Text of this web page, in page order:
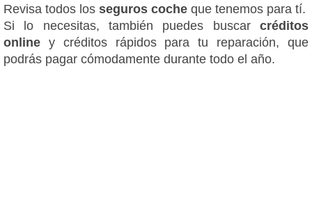
Revisa todos los seguros coche que tenemos para tí.
Si lo necesitas, también puedes buscar créditos
online y créditos rápidos para tu reparación, que
podrás pagar cómodamente durante todo el año.